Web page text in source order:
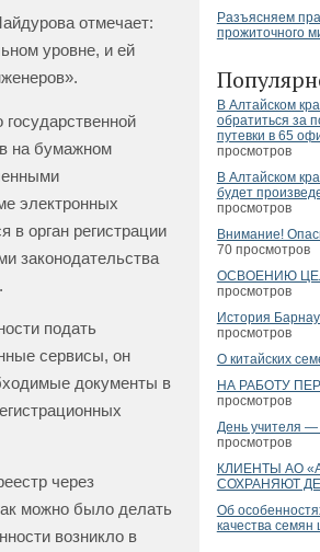
Разъясняем
прожиточного
В Алтайском
обратиться за
путевки в 65
просмотров
В Алтайском
будет
просмотров
Внимание!
70 просмотров
ОСВОЕНИЮ
просмотров
История
просмотров
О китайских
НА РАБОТУ
просмотров
День учителя —
просмотров
КЛИЕНТЫ АО
СОХРАНЯЮТ
Об
качества семян
отмечает:
уровне, и ей
на бумажном
электронных
в орган регистрации
законодательства
подать
сервисы, он
документы в
через
можно было делать
возникло в